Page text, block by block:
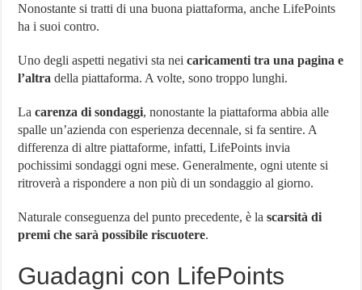
Nonostante si tratti di una buona piattaforma, anche LifePoints
ha i suoi contro.
Uno degli aspetti negativi sta neicaricamenti tra una pagina e
l’altra della piattaforma. A volte, sono troppo lunghi.
Lacarenza di sondaggi, nonostante la piattaforma abbia alle
spalle un’azienda con esperienza decennale, si fa sentire. A
differenza di altre piattaforme, infatti, LifePoints invia
pochissimi sondaggi ogni mese. Generalmente, ogni utente si
ritroverà a rispondere a non più di un sondaggio al giorno.
Naturale conseguenza del punto precedente, è lascarsità di
premi che sarà possibile riscuotere.
Guadagni con LifePoints